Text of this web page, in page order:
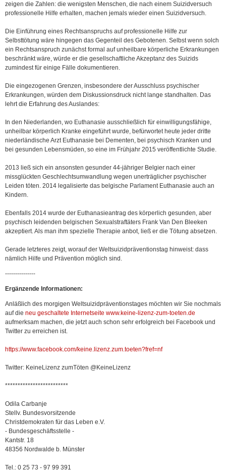
zeigen die Zahlen: die wenigsten Menschen, die nach einem Suizidversuch
professionelle Hilfe erhalten, machen jemals wieder einen Suizidversuch.
Die Einführung eines Rechtsanspruchs auf professionelle Hilfe zur
Selbsttötung wäre hingegen das Gegenteil des Gebotenen. Selbst wenn solch
ein Rechtsanspruch zunächst formal auf unheilbare körperliche Erkrankungen
beschränkt wäre, würde er die gesellschaftliche Akzeptanz des Suizids
zumindest für einige Fälle dokumentieren.
Die eingezogenen Grenzen, insbesondere der Ausschluss psychischer
Erkrankungen, würden dem Diskussionsdruck nicht lange standhalten. Das
lehrt die Erfahrung des Auslandes:
In den Niederlanden, wo Euthanasie ausschließlich für einwilligungsfähige,
unheilbar körperlich Kranke eingeführt wurde, befürwortet heute jeder dritte
niederländische Arzt Euthanasie bei Dementen, bei psychisch Kranken und
bei gesunden Lebensmüden, so eine im Frühjahr 2015 veröffentlichte Studie.
2013 ließ sich ein ansonsten gesunder 44-jähriger Belgier nach einer
missglückten Geschlechtsumwandlung wegen unerträglicher psychischer
Leiden töten. 2014 legalisierte das belgische Parlament Euthanasie auch an
Kindern.
Ebenfalls 2014 wurde der Euthanasieantrag des körperlich gesunden, aber
psychisch leidenden belgischen Sexualstraftäters Frank Van Den Bleeken
akzeptiert. Als man ihm spezielle Therapie anbot, ließ er die Tötung absetzen.
Gerade letzteres zeigt, worauf der Weltsuizidpräventionstag hinweist: dass
nämlich Hilfe und Prävention möglich sind.
---------------
Ergänzende Informationen:
Anläßlich des morgigen Weltsuizidpräventionstages möchten wir Sie nochmals
auf die neu geschaltete Internetseite www.keine-lizenz-zum-toeten.de
aufmerksam machen, die jetzt auch schon sehr erfolgreich bei Facebook und
Twitter zu erreichen ist.
https://www.facebook.com/keine.lizenz.zum.toeten?fref=nf
Twitter: KeineLizenz zumTöten @KeineLizenz
*************************
Odila Carbanje
Stellv. Bundesvorsitzende
Christdemokraten für das Leben e.V.
- Bundesgeschäftsstelle -
Kantstr. 18
48356 Nordwalde b. Münster
Tel.: 0 25 73 - 97 99 391